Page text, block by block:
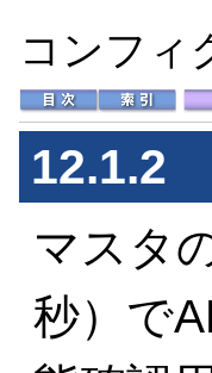
コンフィ
12.1.2
マスタ
秒）で